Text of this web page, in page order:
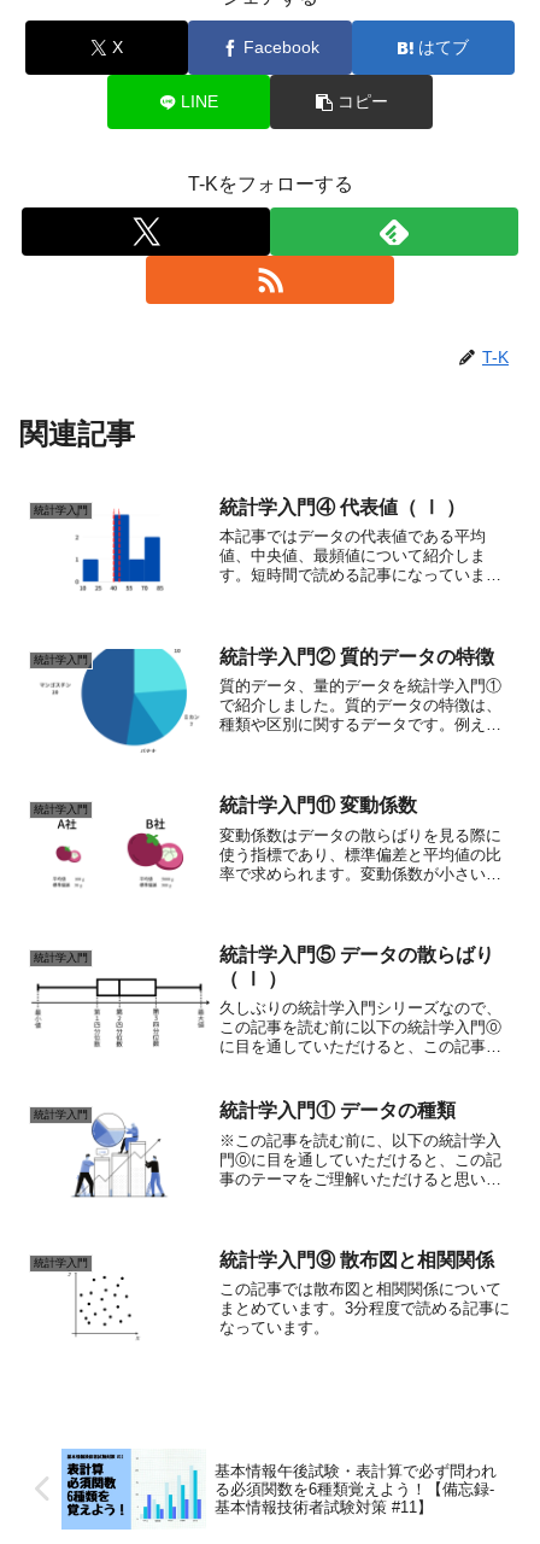
X Facebook はてブ
LINE コピー
T-Kをフォローする
T-K
関連記事
統計学入門 統計学入門④ 代表値（ Ⅰ ）
本記事ではデータの代表値である平均
値、中央値、最頻値について紹介しま
す。短時間で読める記事になっていま
統計学入門 統計学入門② 質的データの特徴
質的データ、量的データを統計学入門①
で紹介しました。質的データの特徴は、
種類や区別に関するデータです。例え
ンゴスチン20好きな果...
統計学入門 統計学入門⑪ 変動係数
変動係数はデータの散らばりを見る際に
使う指標であり、標準偏差と平均値の比
率で求められます。変動係数が小さいほ
統計学入門
統計学入門⑤ データの散らばり
（ Ⅰ ）
久しぶりの統計学入門シリーズなので、
この記事を読む前に以下の統計学入門⓪
に目を通していただけると、この記事の
た。今回は、データの散らばりについて
紹介していきます。まず、デ...
統計学入門 統計学入門① データの種類
※この記事を読む前に、以下の統計学入
門⓪に目を通していただけると、この記
事のテーマをご理解いただけると思いま
類や区別に関するデータの...
統計学入門 統計学入門⑨ 散布図と相関関係
この記事では散布図と相関関係について
まとめています。3分程度で読める記事に
なっています。
基本情報午後試験・表計算で必ず問われ
る必須関数を6種類覚えよう！【備忘録-
基本情報技術者試験対策 #11】